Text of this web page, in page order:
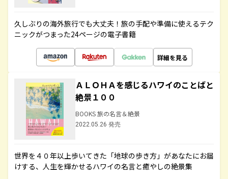
久しぶりの海外旅行でも大丈夫！旅の手配や準備に使えるテク
ニックがつまった24ページの電子書籍
詳細を見る
ＡＬＯＨＡを感じるハワイのことばと
絶景１００
BOOKS 旅の名言＆絶景
2022.05.26 発売
世界を４０年以上歩いてきた「地球の歩き方」があなたにお届
けする、人生を輝かせるハワイの名言と癒やしの絶景集